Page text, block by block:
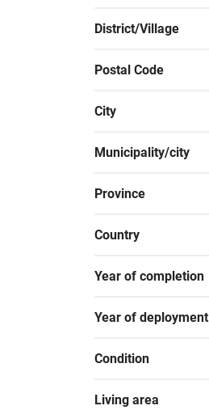
District/Village
Postal Code
City
Municipality/city
Province
Country
Year of completion
Year of deployment
Condition
Living area